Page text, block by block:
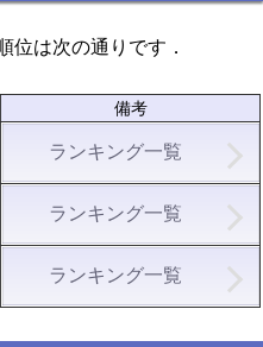
位は次の通りです．
備考
ランキング一覧
ランキング一覧
ランキング一覧